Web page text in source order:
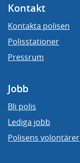
Kontakt
Kontakta polisen
Polisstationer
Pressrum
Jobb
Bli polis
Lediga jobb
Polisens volontärer